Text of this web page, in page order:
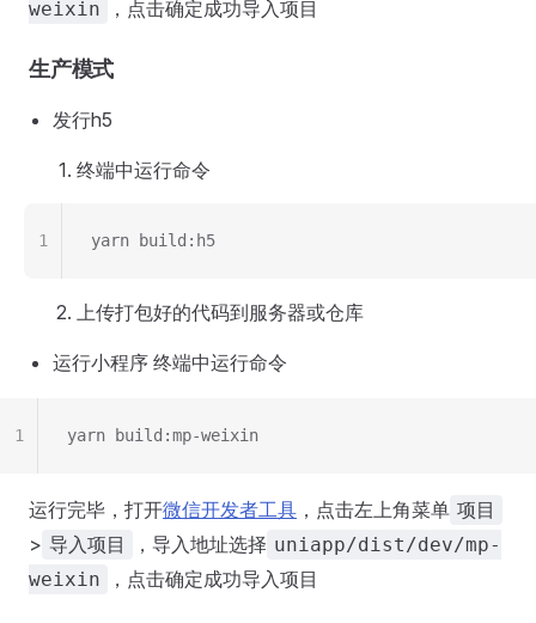
weixin ，点击确定成功导入项目
生产模式
发行h5
终端中运行命令
yarn build:h5
1
上传打包好的代码到服务器或仓库
运行小程序 终端中运行命令
yarn build:mp-weixin
1
运行完毕，打开微信开发者工具 ，点击左上角菜单 项目
> 导入项目 ，导入地址选择 uniapp/dist/dev/mp-
weixin
，点击确定成功导入项目